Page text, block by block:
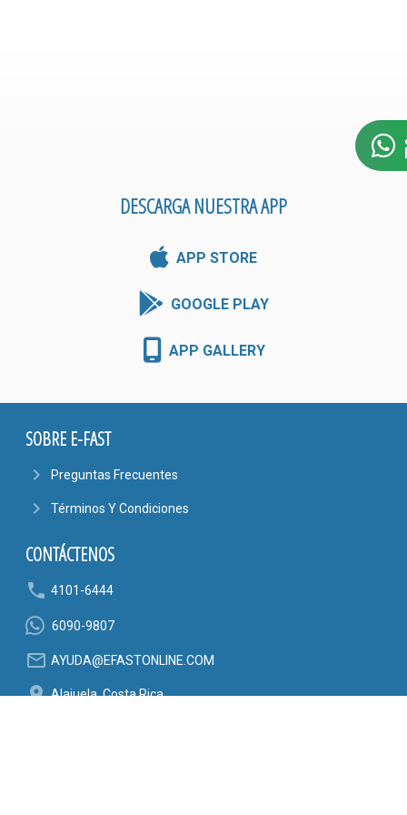
DESCARGA NUESTRA APP
APP STORE
GOOGLE PLAY
APP GALLERY
SOBRE E-FAST
navigate_next Preguntas Frecuentes
navigate_next Términos Y Condiciones
CONTÁCTENOS
phone 4101-6444
6090-9807
mail_outline AYUDA@EFASTONLINE.COM
location_on Alajuela, Costa Rica